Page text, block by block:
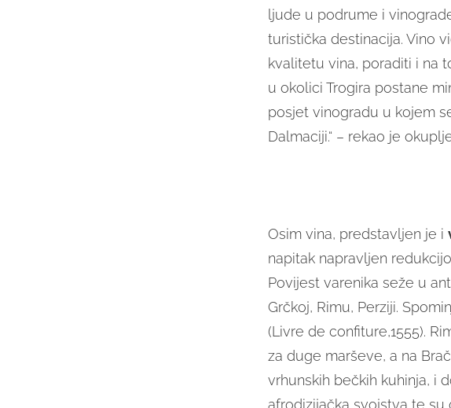
ljude u podrume i
turistička destinacija. Vino
kvalitetu vina, poraditi i na
u okolici Trogira postane
posjet vinogradu u kojem
Dalmaciji.“ – rekao je
Osim vina, predstavljen je i
napitak napravljen
Povijest varenika seže u
Grčkoj, Rimu, Perziji.
(Livre de confiture,1555).
za duge marševe, a na
vrhunskih bečkih kuhinja, i